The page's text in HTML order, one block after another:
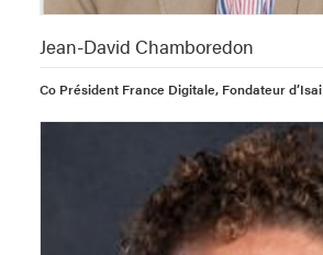
Jean-David Chamboredon
Co Président France Digitale, Fondateur d’Isai